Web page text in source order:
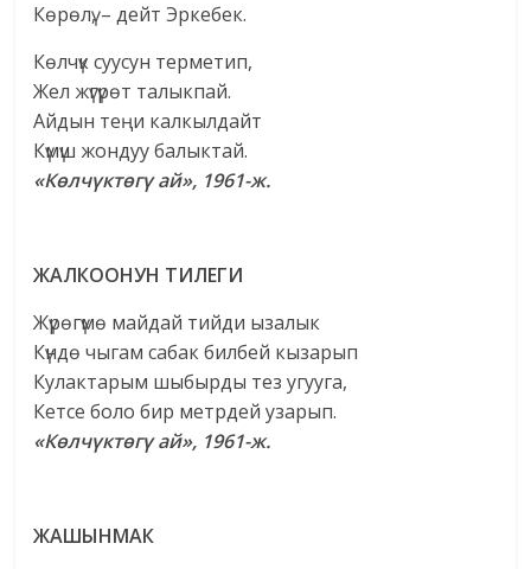
Көрөлү, – дейт Эркебек.
Көлчүк суусун терметип,
Жел жүгүрөт талыкпай.
Айдын теңи калкылдайт
Күмүш жондуу балыктай.
«Көлчүктөгү ай», 1961-ж.
ЖАЛКООНУН ТИЛЕГИ
Жүрөгүмө майдай тийди ызалык
Күндө чыгам сабак билбей кызарып
Кулактарым шыбырды тез угууга,
Кетсе боло бир метрдей узарып.
«Көлчүктөгү ай», 1961-ж.
ЖАШЫНМАК